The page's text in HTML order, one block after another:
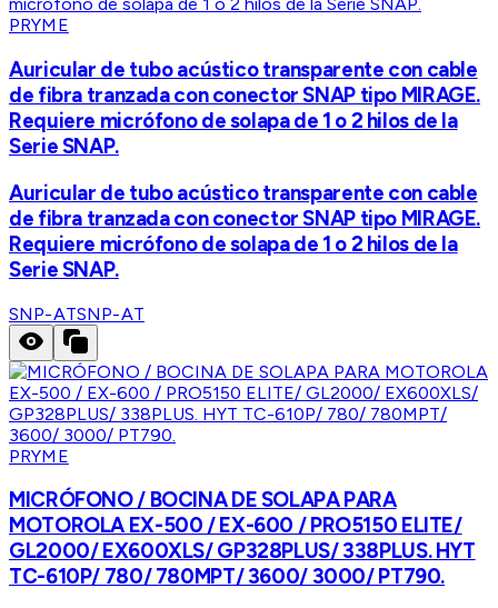
PRYME
Auricular de tubo acústico transparente con cable
de fibra tranzada con conector SNAP tipo MIRAGE.
Requiere micrófono de solapa de 1 o 2 hilos de la
Serie SNAP.
Auricular de tubo acústico transparente con cable
de fibra tranzada con conector SNAP tipo MIRAGE.
Requiere micrófono de solapa de 1 o 2 hilos de la
Serie SNAP.
SNP-ATSNP-AT
PRYME
MICRÓFONO / BOCINA DE SOLAPA PARA
MOTOROLA EX-500 / EX-600 / PRO5150 ELITE/
GL2000/ EX600XLS/ GP328PLUS/ 338PLUS. HYT
TC-610P/ 780/ 780MPT/ 3600/ 3000/ PT790.